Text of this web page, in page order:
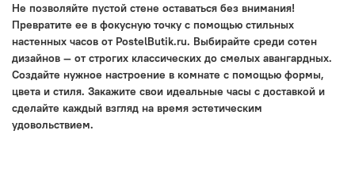
Не позволяйте пустой стене оставаться без внимания!
Превратите ее в фокусную точку с помощью стильных
настенных часов от PostelButik.ru. Выбирайте среди сотен
дизайнов — от строгих классических до смелых авангардных.
Создайте нужное настроение в комнате с помощью формы,
цвета и стиля. Закажите свои идеальные часы с доставкой и
сделайте каждый взгляд на время эстетическим
удовольствием.